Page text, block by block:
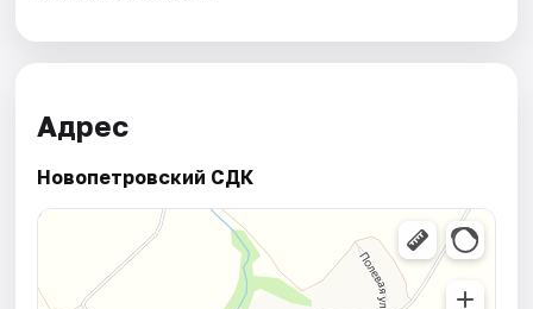
Адрес
Новопетровский СДК